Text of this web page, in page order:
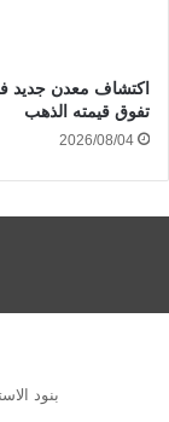
اكتشاف معدن جديد
تفوق قيمته الذهب
2026/08/04
بنود